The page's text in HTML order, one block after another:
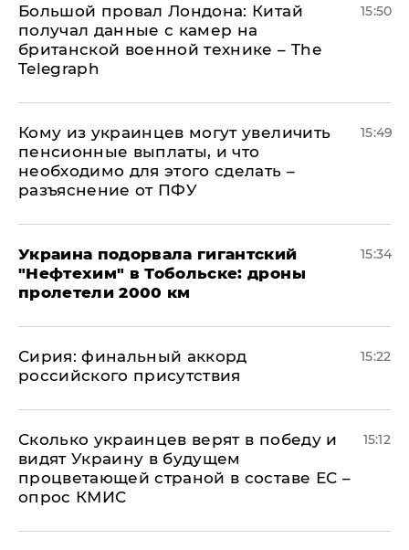
Большой провал Лондона: Китай
получал данные с камер на
британской военной технике – The
Telegraph
15:50
Кому из украинцев могут увеличить
пенсионные выплаты, и что
необходимо для этого сделать –
разъяснение от ПФУ
15:49
Украина подорвала гигантский
"Нефтехим" в Тобольске: дроны
пролетели 2000 км
15:34
​Сирия: финальный аккорд
российского присутствия
15:22
Сколько украинцев верят в победу и
видят Украину в будущем
процветающей страной в составе ЕС –
опрос КМИС
15:12